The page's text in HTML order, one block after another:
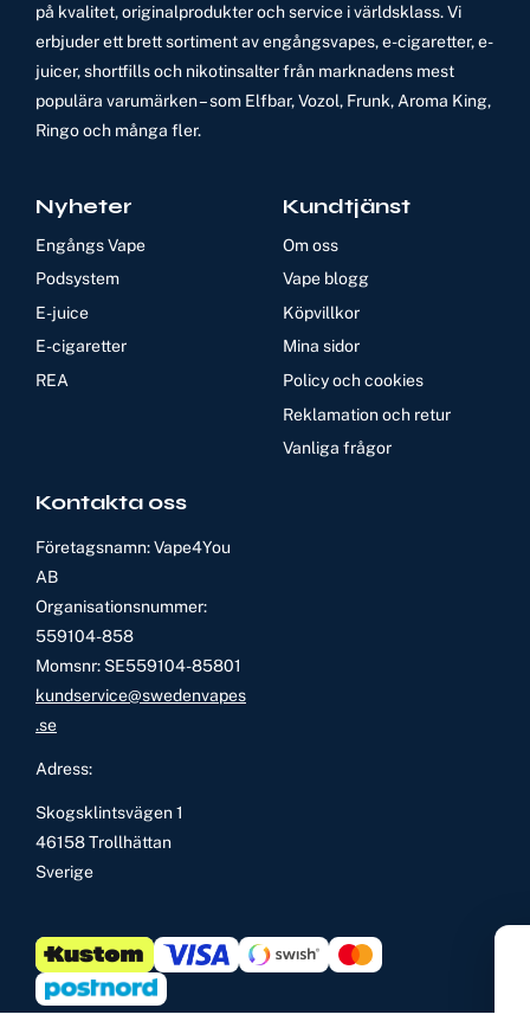
på kvalitet, originalprodukter och service i världsklass. Vi
erbjuder ett brett sortiment av engångsvapes, e-cigaretter, e-
juicer, shortfills och nikotinsalter från marknadens mest
populära varumärken – som Elfbar, Vozol, Frunk, Aroma King,
Ringo och många fler.
Nyheter
Engångs Vape
Podsystem
E-juice
E-cigaretter
REA
Kundtjänst
Om oss
Vape blogg
Köpvillkor
Mina sidor
Policy och cookies
Reklamation och retur
Vanliga frågor
Kontakta oss
Företagsnamn: Vape4You
AB
Organisationsnummer:
559104-858
Momsnr: SE559104-85801
kundservice@swedenvapes
.se
Adress:
Skogsklintsvägen 1
46158 Trollhättan
Sverige